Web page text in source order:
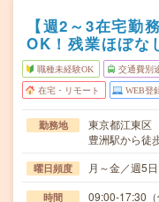
【週2～3在宅勤
OK！残業ほぼ
職種未経験OK 交通費別
在宅・リモート WEB登
勤務地
東京都江東区
豊洲駅から徒
曜日頻度 月～金／週5日
時間 09:00-17:30（